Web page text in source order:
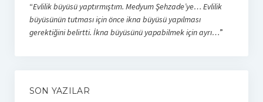
“Evlilik büyüsü yaptırmıştım. Medyum Şehzade’ye… Evlilik
büyüsünün tutması için önce ikna büyüsü yapılması
gerektiğini belirtti. İkna büyüsünü yapabilmek için ayrı…”
SON YAZILAR